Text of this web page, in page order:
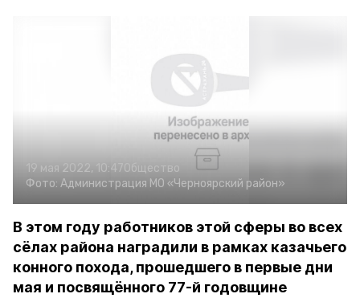
19 мая 2022, 10:47Общество
Фото: Администрация МО «Черноярский район»
В этом году работников этой сферы во всех
сёлах района наградили в рамках казачьего
конного похода, прошедшего в первые дни
мая и посвящённого 77-й годовщине